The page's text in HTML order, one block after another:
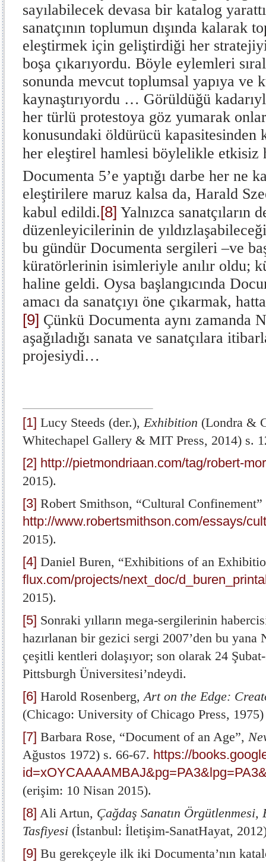
sayılabilecek devasa bir katalog
sanatçının toplumun dışında kalarak
eleştirmek için geliştirdiği her
boşa çıkarıyordu. Böyle eylemleri
sonunda mevcut toplumsal yapıya ve
kaynaştırıyordu … Görüldüğü
her türlü protestoya göz yumarak
konusundaki öldürücü kapasitesinden
her eleştirel hamlesi böylelikle etkisiz
Documenta 5’e yaptığı darbe her ne
eleştirilere maruz kalsa da, Harald
kabul edildi.[8] Yalnızca sanatçıların
düzenleyicilerinin de
bu gündür Documenta sergileri –ve
küratörlerinin isimleriyle anılır oldu;
haline geldi. Oysa başlangıcında
amacı da sanatçıyı öne çıkarmak,
[9] Çünkü Documenta aynı zamanda
aşağıladığı sanata ve sanatçılara
projesiydi…
[1] Lucy Steeds (der.),Exhibition (Londra &
Whitechapel Gallery & MIT Press, 2014) s.
[2] http://pietmondriaan.com/tag/robert-
2015).
[3] Robert Smithson, “Cultural Confinement”
http://www.robertsmithson.com/essays/
2015).
[4] Daniel Buren, “Exhibitions of an
flux.com/projects/next_doc/
2015).
[5] Sonraki yılların mega-sergilerinin
hazırlanan bir gezici sergi 2007’den bu yana
çeşitli kentleri dolaşıyor; son olarak 24
Pittsburgh Üniversitesi’ndeydi.
[6] Harold Rosenberg,Art on the Edge:
(Chicago: University of Chicago Press,
[7] Barbara Rose, “Document of an Age”,
Ağustos 1972) s. 66-67. https://
(erişim: 10 Nisan 2015).
[8] Ali Artun, Çağdaş Sanatın
Tasfiyesi (İstanbul: İletişim-SanatHayat,
[9] Bu gerekçeyle ilk iki Documenta’nın